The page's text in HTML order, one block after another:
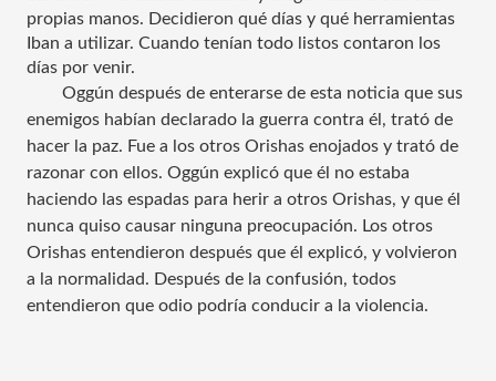
propias manos. Decidieron qué días y qué herramientas
Iban a utilizar. Cuando tenían todo listos contaron los
días por venir.
Oggún después de enterarse de esta noticia que sus
enemigos habían declarado la guerra contra él, trató de
hacer la paz. Fue a los otros Orishas enojados y trató de
razonar con ellos. Oggún explicó que él no estaba
haciendo las espadas para herir a otros Orishas, y que él
nunca quiso causar ninguna preocupación. Los otros
Orishas entendieron después que él explicó, y volvieron
a la normalidad. Después de la confusión, todos
entendieron que odio podría conducir a la violencia.